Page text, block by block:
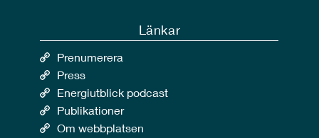
Länkar
Prenumerera
Press
Energiutblick podcast
Publikationer
Om webbplatsen